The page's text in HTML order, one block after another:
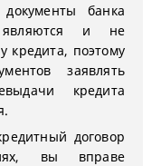
банка
являются и не
кредита, поэтому
заявлять
кредита
договор
вы вправе